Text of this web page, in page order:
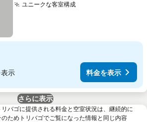
ユニークな客室構成
示 料金を表示
さらに表示
バゴに提供される料金と空室状況は、継続的に
ためトリバゴでご覧になった情報と同じ内容